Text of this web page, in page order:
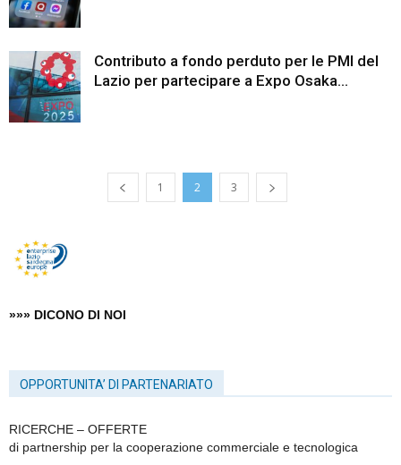
Contributo a fondo perduto per le PMI del
Lazio per partecipare a Expo Osaka...
1 2 3
»»» DICONO DI NOI
OPPORTUNITA’ DI PARTENARIATO
RICERCHE – OFFERTE
di partnership per la cooperazione commerciale e tecnologica